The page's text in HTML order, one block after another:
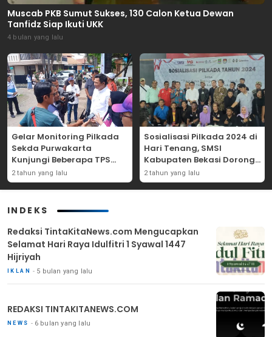
Muscab PKB Sumut Sukses, 130 Calon Ketua Dewan
Tanfidz Siap Ikuti UKK
4 bulan yang lalu
Gelar Monitoring Pilkada
Sekda Purwakarta
Kunjungi Beberapa TPS
Yang Ada Di Purwakarta
2 tahun yang lalu
Sosialisasi Pilkada 2024 di
Hari Tenang, SMSI
Kabupaten Bekasi Dorong
Angka Partisipasi
Masyarakat
2 tahun yang lalu
INDEKS
Redaksi TintaKitaNews.com Mengucapkan
Selamat Hari Raya Idulfitri 1 Syawal 1447
Hijriyah
IKLAN 5 bulan yang lalu
REDAKSI TINTAKITANEWS.COM
NEWS 6 bulan yang lalu